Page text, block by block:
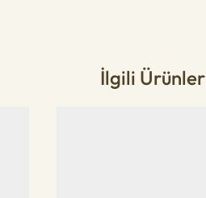
İlgili Ürünler